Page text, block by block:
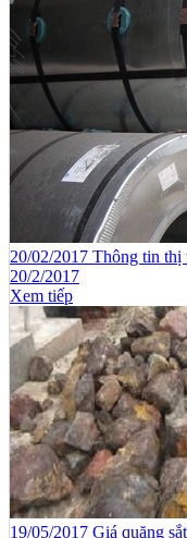
20/02/2017 Thông tin thị
20/2/2017
Xem tiếp
19/05/2017 Giá quặng